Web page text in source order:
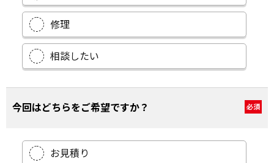
修理
相談したい
今回はどちらをご希望ですか？ 必須
お見積り